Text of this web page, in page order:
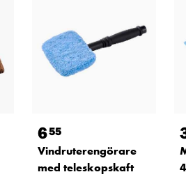
655
Vindruterengörare
med teleskopskaft